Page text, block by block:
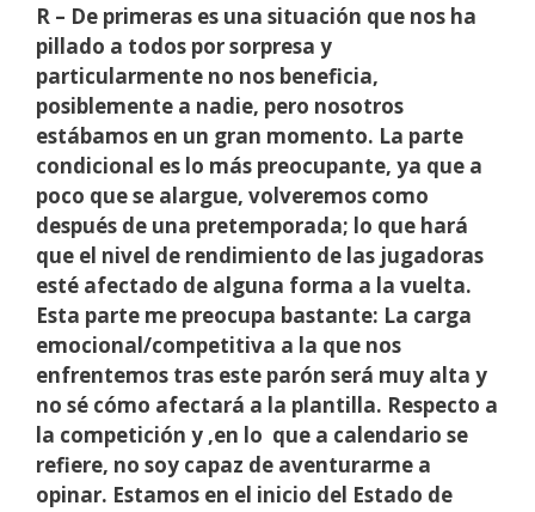
R – De primeras es una situación que nos ha
pillado a todos por sorpresa y
particularmente no nos beneficia,
posiblemente a nadie, pero nosotros
estábamos en un gran momento. La parte
condicional es lo más preocupante, ya que a
poco que se alargue, volveremos como
después de una pretemporada; lo que hará
que el nivel de rendimiento de las jugadoras
esté afectado de alguna forma a la vuelta.
Esta parte me preocupa bastante: La carga
emocional/competitiva a la que nos
enfrentemos tras este parón será muy alta y
no sé cómo afectará a la plantilla. Respecto a
la competición y ,en lo que a calendario se
refiere, no soy capaz de aventurarme a
opinar. Estamos en el inicio del Estado de